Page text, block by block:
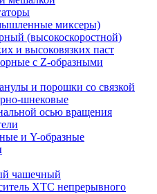
миксеры)
(высокоскоростной)
и высоковязких паст
с Z-образными
и порошки со связкой
шнековые
осью вращения
и Y-образные
чашечный
ХТС непрерывного